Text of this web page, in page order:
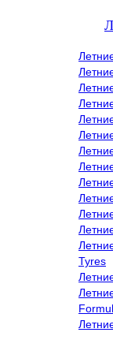
Tyres